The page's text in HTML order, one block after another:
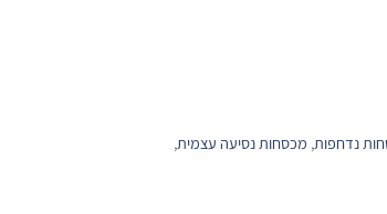
נדחפות, מכסחות נסיעה עצמית,